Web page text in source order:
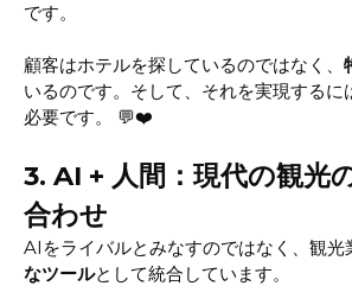
です。
顧客はホテルを探しているのではなく、
いるのです。そして、それを実現するに
必要です。 💬❤️
3. AI + 人間：現代の観光
合わせ
AIをライバルとみなすのではなく、観光
なツールとして統合しています。